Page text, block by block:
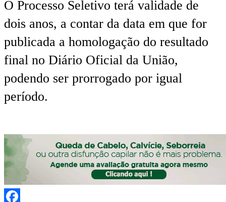
O Processo Seletivo terá validade de
dois anos, a contar da data em que for
publicada a homologação do resultado
final no Diário Oficial da União,
podendo ser prorrogado por igual
período.